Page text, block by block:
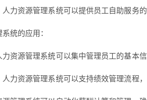
力资源管理系统可以提供员工自助服务
统的应用：
力资源管理系统可以集中管理员工的基本
力资源管理系统可以支持绩效管理流程